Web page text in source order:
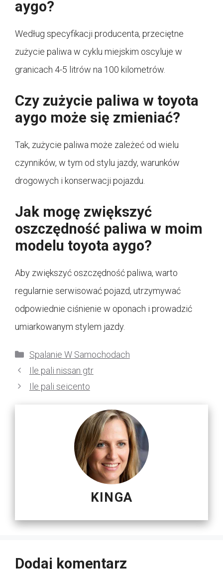
aygo?
Według specyfikacji producenta, przeciętne
zużycie paliwa w cyklu miejskim oscyluje w
granicach 4-5 litrów na 100 kilometrów.
Czy zużycie paliwa w toyota
aygo może się zmieniać?
Tak, zużycie paliwa może zależeć od wielu
czynników, w tym od stylu jazdy, warunków
drogowych i konserwacji pojazdu.
Jak mogę zwiększyć
oszczędność paliwa w moim
modelu toyota aygo?
Aby zwiększyć oszczędność paliwa, warto
regularnie serwisować pojazd, utrzymywać
odpowiednie ciśnienie w oponach i prowadzić
umiarkowanym stylem jazdy.
Kategorie
Spalanie W Samochodach
Ile pali nissan gtr
Ile pali seicento
KINGA
Dodaj komentarz